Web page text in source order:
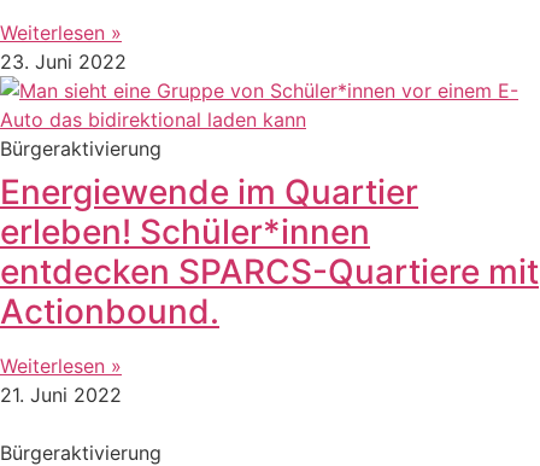
Weiterlesen »
23. Juni 2022
Bürgeraktivierung
Energiewende im Quartier
erleben! Schüler*innen
entdecken SPARCS-Quartiere mit
Actionbound.
Weiterlesen »
21. Juni 2022
Bürgeraktivierung